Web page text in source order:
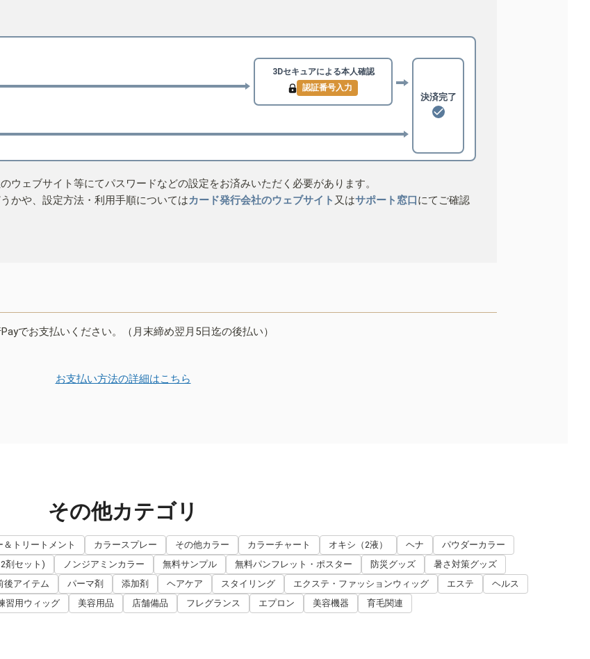
3Dセキュアによる本人確認
認証番号入力
決済完了
ウェブサイト等にてパスワードなどの設定をお済みいただく必要があります。
かや、設定方法・利用手順についてはカード発行会社のウェブサイト 又はサポート窓口にてご確認
でお支払いください。（月末締め翌月5日迄の後払い）
お支払い方法の詳細はこちら
その他カテゴリ
トリートメント カラースプレー その他カラー カラーチャート オキシ（2液） ヘナ
パウダーカラー
剤セット) ノンジアミンカラー 無料サンプル 無料パンフレット・ポスター 防災グッズ
暑さ対策グッズ
後アイテム パーマ剤 添加剤 ヘアケア スタイリング エクステ・ファッションウィッグ エステ
ヘルス
習用ウィッグ 美容用品 店舗備品 フレグランス エプロン 美容機器 育毛関連